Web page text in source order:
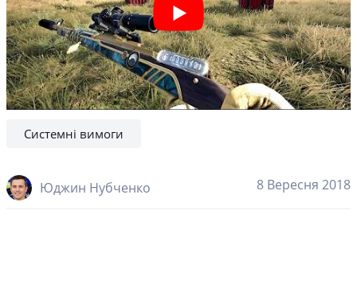
Системні вимоги
Юджин Нубченко 8 Вересня 2018